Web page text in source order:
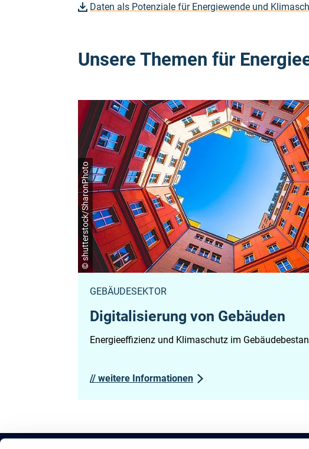
Daten als Potenziale für Energiewende und
Unsere Themen für
© shutterstock/SharonPhoto
GEBÄUDESEKTOR
Digitalisierung von Gebäuden
Energieeffizienz und Klimaschutz im
// weitere Informationen